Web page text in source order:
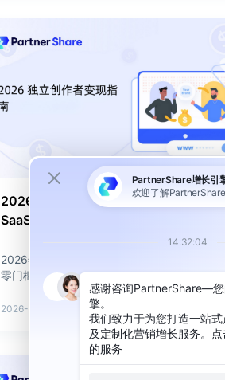
2026 独立创作者变现指南：如何靠
SaaS 联盟营销让内容持续产生收益？
2026年独立创作者通过SaaS联盟营销，实现
零门槛冷启动与持续被动变现。
2026-06-10